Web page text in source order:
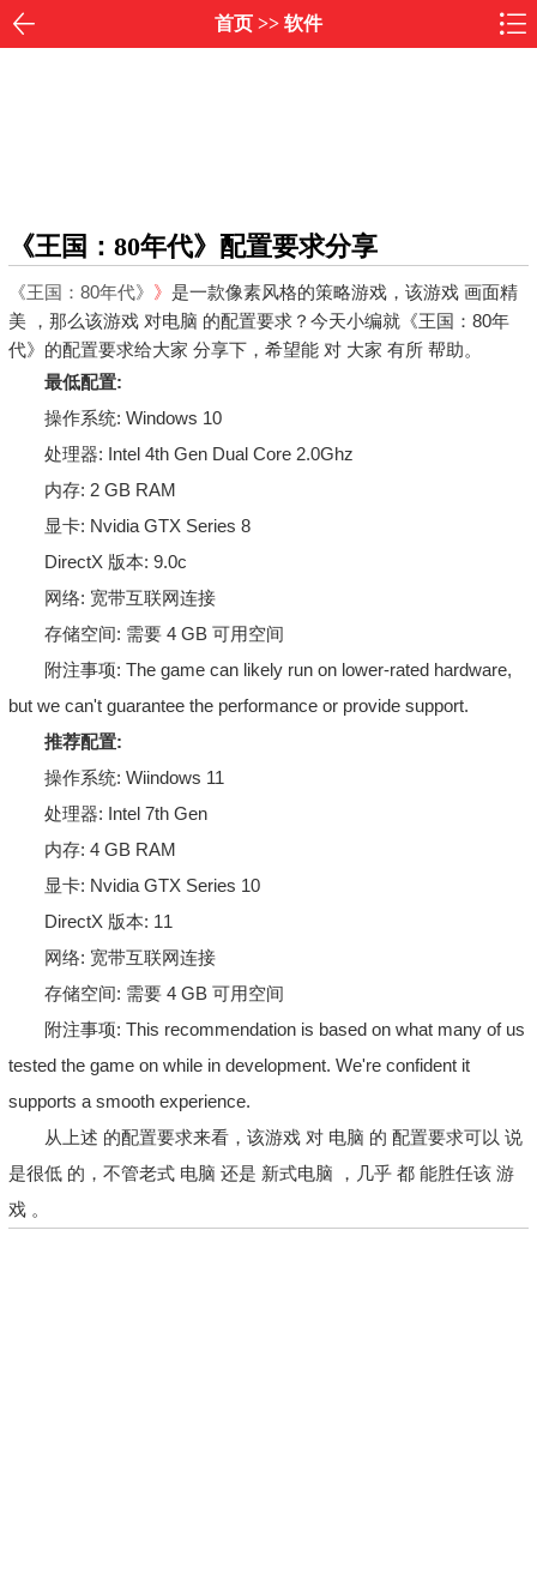
首页>> 软件
《王国：80年代》配置要求分享
《王国：80年代》 》 是一款像素风格的策略游戏，该游戏 画面精
美 ，那么该游戏 对电脑 的配置要求？今天小编就《王国：80年
代》的配置要求给大家 分享下，希望能 对 大家 有所 帮助。
最低配置:
操作系统: Windows 10
处理器: Intel 4th Gen Dual Core 2.0Ghz
内存: 2 GB RAM
显卡: Nvidia GTX Series 8
DirectX 版本: 9.0c
网络: 宽带互联网连接
存储空间: 需要 4 GB 可用空间
附注事项: The game can likely run on lower-rated hardware,
but we can't guarantee the performance or provide support.
推荐配置:
操作系统: Wiindows 11
处理器: Intel 7th Gen
内存: 4 GB RAM
显卡: Nvidia GTX Series 10
DirectX 版本: 11
网络: 宽带互联网连接
存储空间: 需要 4 GB 可用空间
附注事项: This recommendation is based on what many of us
tested the game on while in development. We're confident it
supports a smooth experience.
从上述 的配置要求来看，该游戏 对 电脑 的 配置要求可以 说
是很低 的，不管老式 电脑 还是 新式电脑 ，几乎 都 能胜任该 游
戏 。